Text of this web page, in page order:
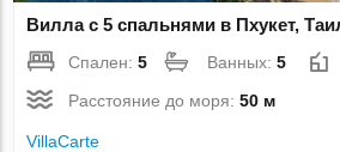
Вилла с 5 спальнями в Пхукет,
Спален:5 Ванных:5
Расстояние до моря:50 м
VillaСarte